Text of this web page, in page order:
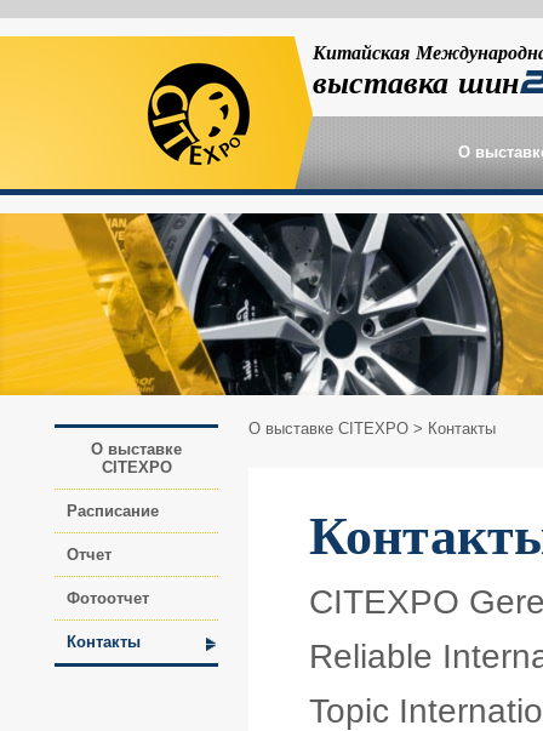
Китайская
выставка шин
О
О выставке
CITEXPO
Расписание
Отчет
Фотоотчет
Контакты
О выставке CITEXPO > Контакты
CITEXPO
Reliable
Topic